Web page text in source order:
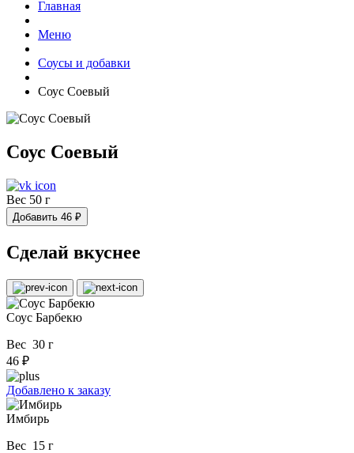
Главная
Меню
Соусы и добавки
Соус Соевый
Соус Соевый
Вес 50 г
Добавить 46 ₽
Сделай вкуснее
Соус Барбекю
Вес 30 г
46 ₽
Добавлено к заказу
Имбирь
Вес 15 г